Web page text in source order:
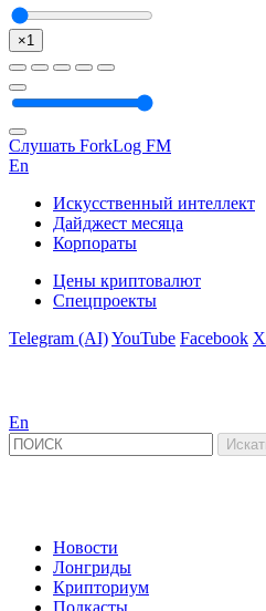
×1
Слушать ForkLog FM
En
Искусственный интеллект
Дайджест месяца
Корпораты
Цены криптовалют
Спецпроекты
Telegram (AI)YouTube Facebook X
En
Новости
Лонгриды
Крипториум
Подкасты